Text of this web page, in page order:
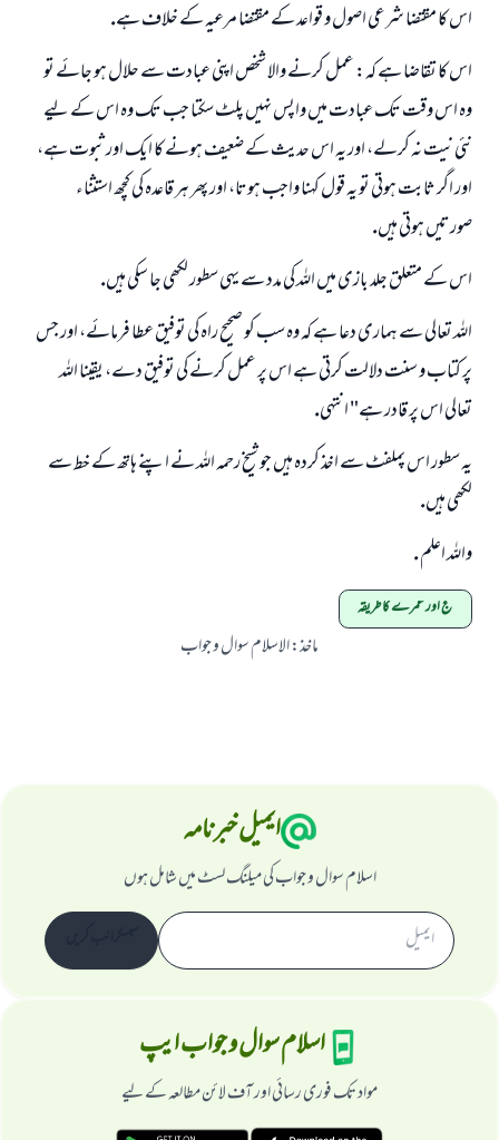
اس كا مقتضا شرعى اصول و قواعد كے مقتضا مرعيہ كے خلاف ہے.
اس كا تقاضا ہے كہ: عمل كرنے والا شخص اپنى عبادت سے حلال ہو جائے تو
وہ اس وقت تك عبادت ميں واپس نہيں پلٹ سكتا جب تك وہ اس كے ليے
نئى نيت نہ كرلے، اور يہ اس حديث كے ضعيف ہونے كا ايك اور ثبوت ہے،
اور اگر ثابت ہوتى تو يہ قول كہنا واجب ہوتا، اور پھر ہر قاعدہ كى كچھ استثناء
صورتيں ہوتى ہيں.
اس كے متعلق جلد بازى ميں اللہ كى مدد سے يہى سطور لكھى جا سكى ہيں.
اللہ تعالى سے ہمارى دعا ہے كہ وہ سب كو صحيح راہ كى توفيق عطا فرمائے، اور جس
پر كتاب و سنت دلالت كرتى ہے اس پر عمل كرنے كى توفيق دے، يقينا اللہ
تعالى اس پر قادر ہے" انتہى.
يہ سطور اس پملفٹ سے اخذ كردہ ہيں جو شيخ رحمہ اللہ نے اپنے ہاتھ كے خط سے
لكھى ہيں.
واللہ اعلم .
حج اور عمرے کا طریقہ
ماخذ:الاسلام سوال و جواب
ایمیل خبرنامہ
اسلام سوال و جواب کی میلنگ لسٹ میں شامل ہوں
اسلام سوال و جواب ایپ
مواد تک فوری رسائی اور آف لائن مطالعہ کے لیے